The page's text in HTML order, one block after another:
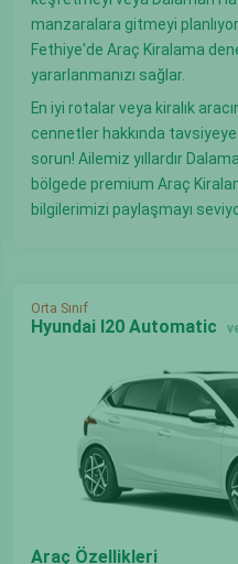
manzaralara gitmeyi planlıyor
Fethiye'de Araç Kiralama
yararlanmanızı sağlar.
En iyi rotalar veya kiralık
cennetler hakkında
sorun! Ailemiz yıllardır
bölgede premium Araç
bilgilerimizi paylaşmayı
Orta Sınıf
Hyundai I20 Automatic
Araç Özellikleri